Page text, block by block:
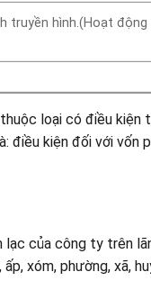
truyền hình.(Hoạt
loại có điều
kiện đối với vốn
của công ty trên
xóm, phường, xã,